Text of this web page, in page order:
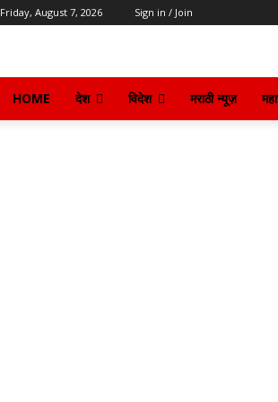
Friday, August 7, 2026 Sign in / Join
HOME देश विदेश मराठी न्यूज़